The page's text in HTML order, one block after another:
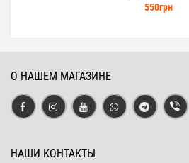
550грн
О НАШЕМ МАГАЗИНЕ
НАШИ КОНТАКТЫ